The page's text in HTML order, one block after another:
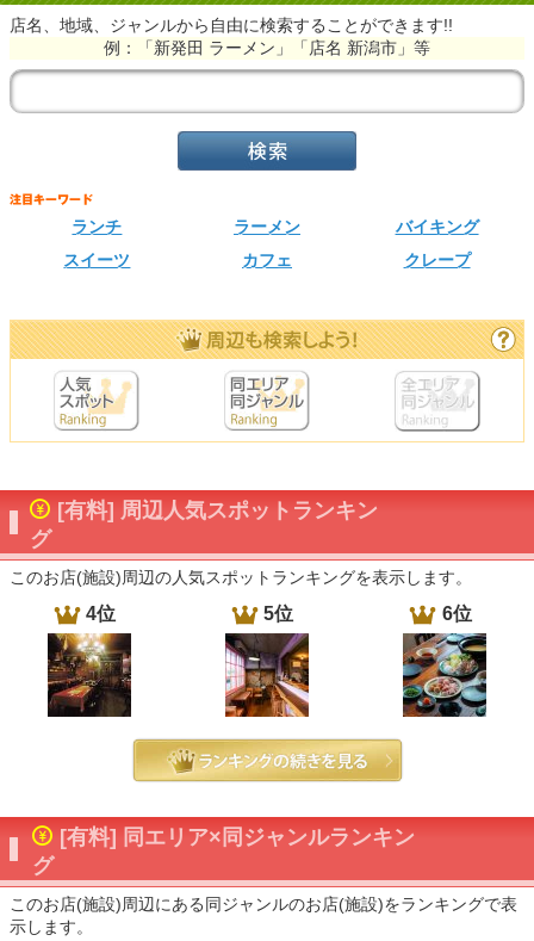
店名、地域、ジャンルから自由に検索することができます!!
例：「新発田 ラーメン」「店名 新潟市」等
ランチ ラーメン
バイキング
スイーツ
カフェ クレープ
[有料] 周辺人気スポットランキン
グ
このお店(施設)周辺の人気スポットランキングを表示します。
4位 5位 6位
[有料] 同エリア×同ジャンルランキン
グ
このお店(施設)周辺にある同ジャンルのお店(施設)をランキングで表
示します。